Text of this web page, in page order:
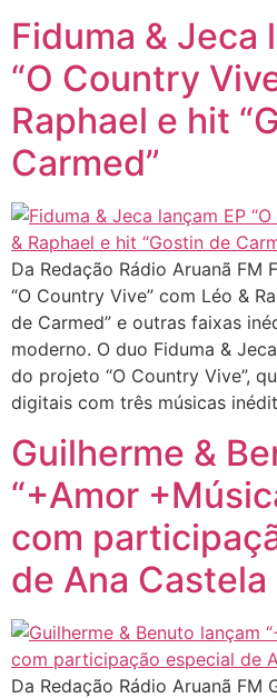
Fiduma & Jeca
“O Country
Raphael e hit
Carmed”
Da Redação Rádio Aruanã FM
“O Country Vive” com Léo &
de Carmed” e outras faixas
moderno. O duo Fiduma &
do projeto “O Country Vive”,
digitais com três músicas
Guilherme &
“+Amor
com
de Ana Castela
Da Redação Rádio Aruanã FM